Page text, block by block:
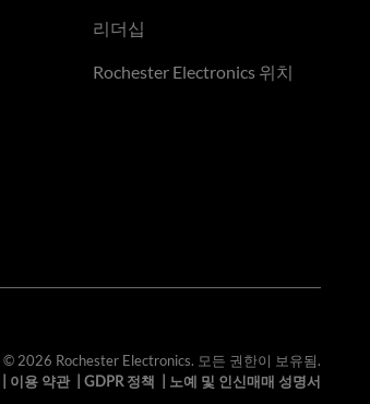
리더십
Rochester Electronics 위치
© 2026 Rochester Electronics. 모든 권한이 보유됨.
이용 약관| GDPR 정책 노예 및 인신매매 성명서